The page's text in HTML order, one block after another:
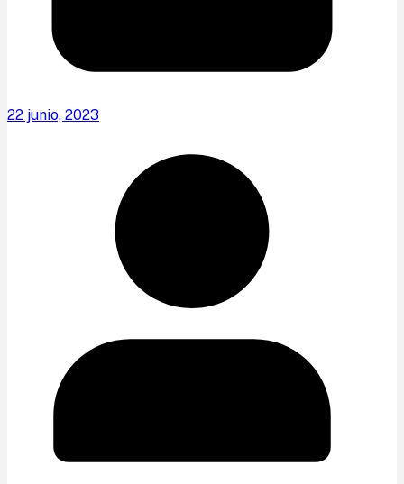
22 junio, 2023